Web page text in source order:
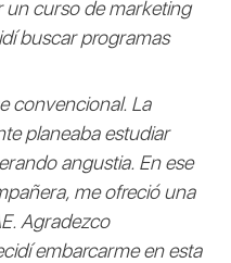
un curso de marketing
buscar programas
convencional. La
planeaba estudiar
angustia. En ese
me ofreció una
Agradezco
embarcarme en esta